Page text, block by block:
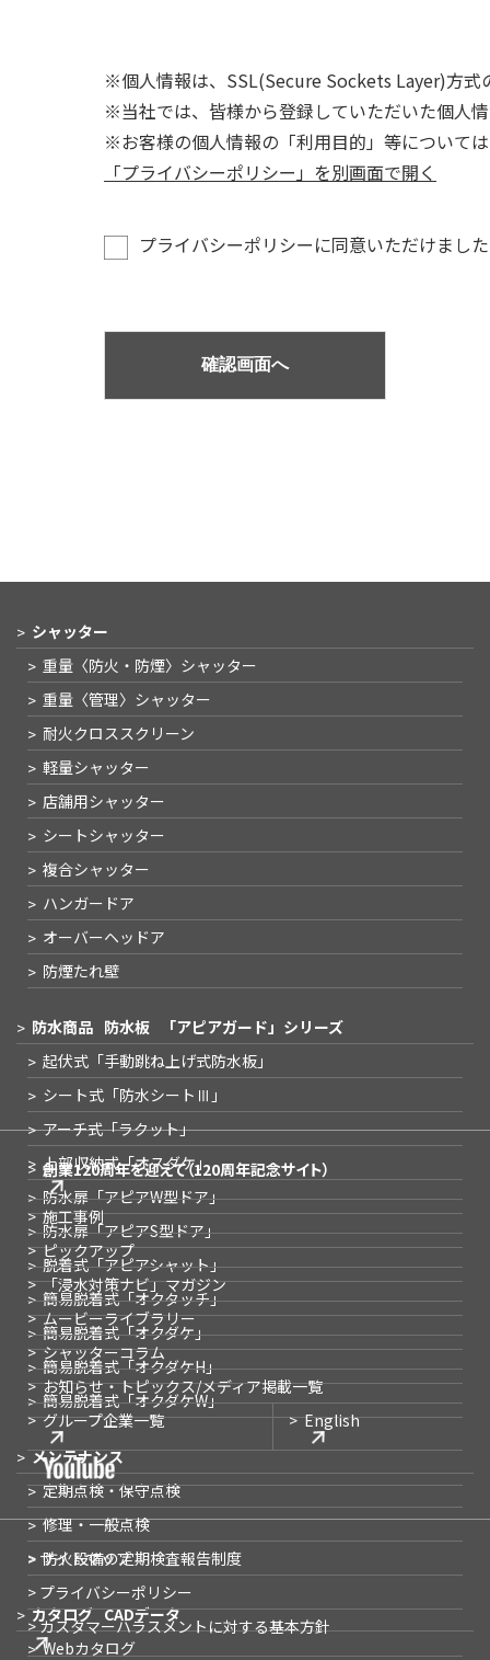
※個人情報は、SSL(Secure Sockets Layer)方式
※当社では、皆様から登録していただいた個人
※お客様の個人情報の「利用目的」等について
「プライバシーポリシー」を別画面で開く
プライバシーポリシーに同意いただけまし
シャッター
重量〈防火・防煙〉 シャッター
重量〈管理〉 シャッター
耐火クロススクリーン
軽量シャッター
店舗用シャッター
シートシャッター
複合シャッター
ハンガードア
オーバーヘッドア
防煙たれ壁
防水商品 防水板
「アピアガード」シリーズ
起伏式 「手動跳ね上げ式防水板」
シート式 「防水シートⅢ」
アーチ式「ラクット」
上部収納式「オスダケ」
防水扉「アピアW型ドア」
防水扉「アピアS型ドア」
脱着式「アピアシャット」
簡易脱着式「オクタッチ」
簡易脱着式「オクダケ」
簡易脱着式「オクダケH」
簡易脱着式「オクダケW」
メンテナンス
定期点検・保守点検
修理・一般点検
防火設備の定期検査報告制度
カタログ CADデータ
Webカタログ
創業120周年を迎えて（120周年記念サイト）
施工事例
ピックアップ
「浸水対策ナビ」マガジン
ムービーライブラリー
シャッターコラム
お知らせ・トピックス/メディア掲載一覧
グループ企業一覧
English
> サイトマップ
> プライバシーポリシー
> カスタマーハラスメントに対する基本方針